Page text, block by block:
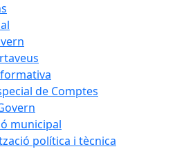
de Comptes
municipal
política i tècnica